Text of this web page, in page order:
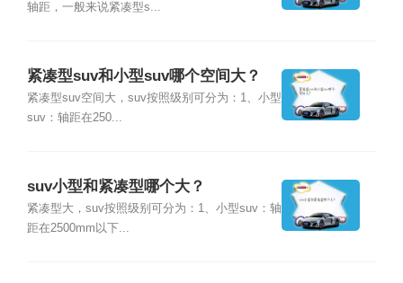
轴距，一般来说紧凑型s...
紧凑型suv和小型suv哪个空间大？
紧凑型suv空间大，suv按照级别可分为：1、小型
suv：轴距在250...
suv小型和紧凑型哪个大？
紧凑型大，suv按照级别可分为：1、小型suv：轴
距在2500mm以下...